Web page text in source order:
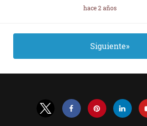
hace 2 años
Siguiente»